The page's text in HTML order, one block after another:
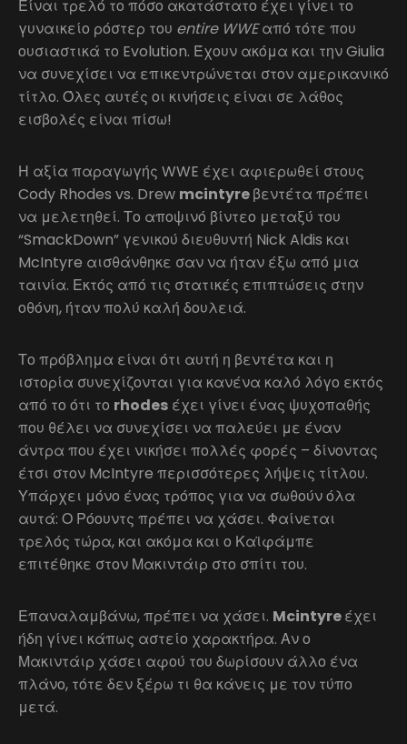
Είναι τρελό το πόσο ακατάστατο έχει γίνει το
γυναικείο ρόστερ του entire WWEαπό τότε που
ουσιαστικά το Evolution. Έχουν ακόμα και την Giulia
να συνεχίσει να επικεντρώνεται στον αμερικανικό
τίτλο. Όλες αυτές οι κινήσεις είναι σε λάθος
εισβολές είναι πίσω!
Η αξία παραγωγής WWE έχει αφιερωθεί στους
Cody Rhodes vs. Drew mcintyreβεντέτα πρέπει
να μελετηθεί. Το αποψινό βίντεο μεταξύ του
“SmackDown” γενικού διευθυντή Nick Aldis και
McIntyre αισθάνθηκε σαν να ήταν έξω από μια
ταινία. Εκτός από τις στατικές επιπτώσεις στην
οθόνη, ήταν πολύ καλή δουλειά.
Το πρόβλημα είναι ότι αυτή η βεντέτα και η
ιστορία συνεχίζονται για κανένα καλό λόγο εκτός
από το ότι το rhodes έχει γίνει ένας ψυχοπαθής
που θέλει να συνεχίσει να παλεύει με έναν
άντρα που έχει νικήσει πολλές φορές – δίνοντας
έτσι στον McIntyre περισσότερες λήψεις τίτλου.
Υπάρχει μόνο ένας τρόπος για να σωθούν όλα
αυτά: Ο Ρόουντς πρέπει να χάσει. Φαίνεται
τρελός τώρα, και ακόμα και ο Καϊφάμπε
επιτέθηκε στον Μακιντάιρ στο σπίτι του.
Επαναλαμβάνω, πρέπει να χάσει. Mcintyreέχει
ήδη γίνει κάπως αστείο χαρακτήρα. Αν ο
Μακιντάιρ χάσει αφού του δωρίσουν άλλο ένα
πλάνο, τότε δεν ξέρω τι θα κάνεις με τον τύπο
μετά.